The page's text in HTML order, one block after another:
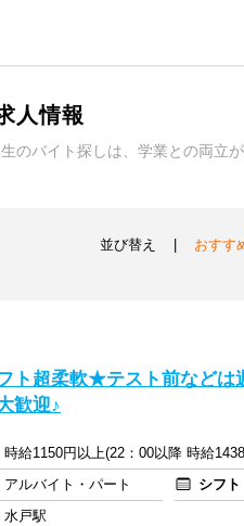
人情報
のバイト探しは、学業との両立
並び替え おすす
ト超柔軟★テスト前などは
歓迎♪
時給1150円以上(22：00以降 時給
アルバイト・パート シフト
水戸駅